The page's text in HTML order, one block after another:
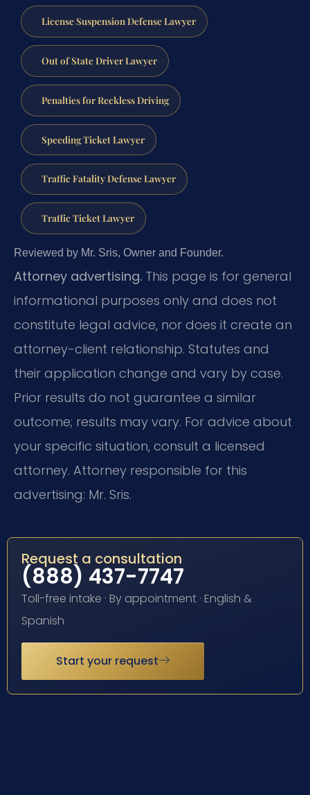
License Suspension Defense Lawyer
Out of State Driver Lawyer
Penalties for Reckless Driving
Speeding Ticket Lawyer
Traffic Fatality Defense Lawyer
Traffic Ticket Lawyer
Reviewed by Mr. Sris, Owner and Founder.
Attorney advertising. This page is for general
informational purposes only and does not
constitute legal advice, nor does it create an
attorney-client relationship. Statutes and
their application change and vary by case.
Prior results do not guarantee a similar
outcome; results may vary. For advice about
your specific situation, consult a licensed
attorney. Attorney responsible for this
advertising: Mr. Sris.
Request a consultation
(888) 437-7747
Toll-free intake · By appointment · English &
Spanish
Start your request